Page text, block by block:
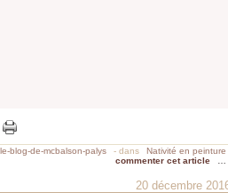
blog-de-mcbalson-palys - dans
Nativité en peinture
commenter cet article
20 décembre